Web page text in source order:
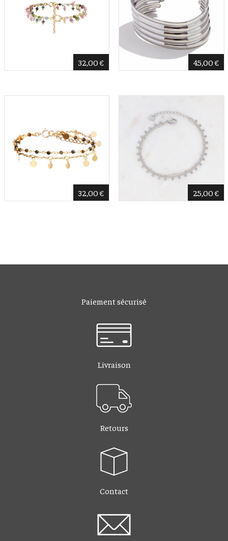
32,00€ 45,00€
32,00€ 25,00€
Paiement sécurisé
Livraison
Retours
Contact